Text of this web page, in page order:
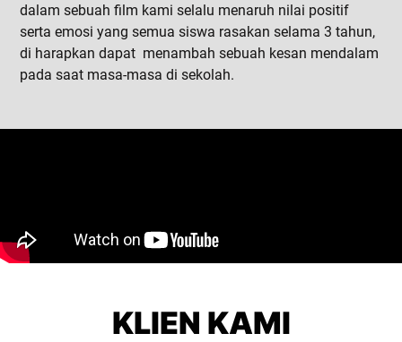
dalam sebuah film kami selalu menaruh nilai positif
serta emosi yang semua siswa rasakan selama 3 tahun,
di harapkan dapat menambah sebuah kesan mendalam
pada saat masa-masa di sekolah.
KLIEN KAMI